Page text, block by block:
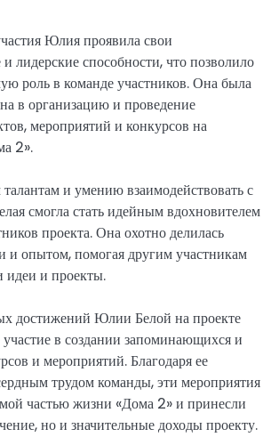
Юлия проявила свои
и лидерские способности, что позволило
роль в команде участников. Она была
в организацию и проведение
мероприятий и конкурсов на
2».
и умению взаимодействовать с
смогла стать идейным вдохновителем
проекта. Она охотно делилась
и опытом, помогая другим участникам
идеи и проекты.
достижений Юлии Белой на проекте
в создании запоминающихся и
и мероприятий. Благодаря ее
трудом команды, эти мероприятия
частью жизни «Дома 2» и принесли
но и значительные доходы проекту.